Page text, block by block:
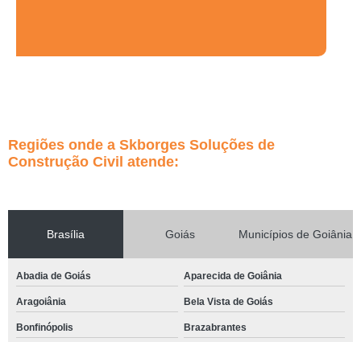
Regiões onde a Skborges Soluções de
Construção Civil atende:
Brasília Goiás Municípios de Goiânia
Abadia de Goiás Aparecida de Goiânia
Aragoiânia Bela Vista de Goiás
Bonfinópolis Brazabrantes